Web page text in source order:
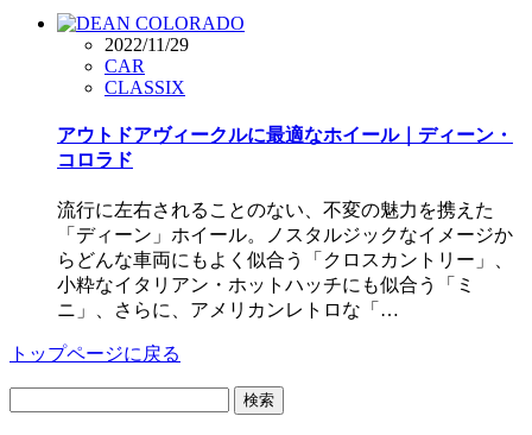
2022/11/29
CAR
CLASSIX
アウトドアヴィークルに最適なホイール｜ディーン・
コロラド
流行に左右されることのない、不変の魅力を携えた
「ディーン」ホイール。ノスタルジックなイメージか
らどんな車両にもよく似合う「クロスカントリー」、
小粋なイタリアン・ホットハッチにも似合う「ミ
ニ」、さらに、アメリカンレトロな「…
トップページに戻る